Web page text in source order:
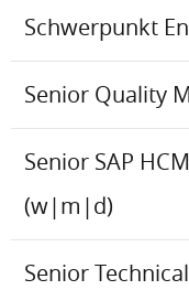
Schwerpunkt
Senior Quality
Senior SAP
(w|m|d)
Senior